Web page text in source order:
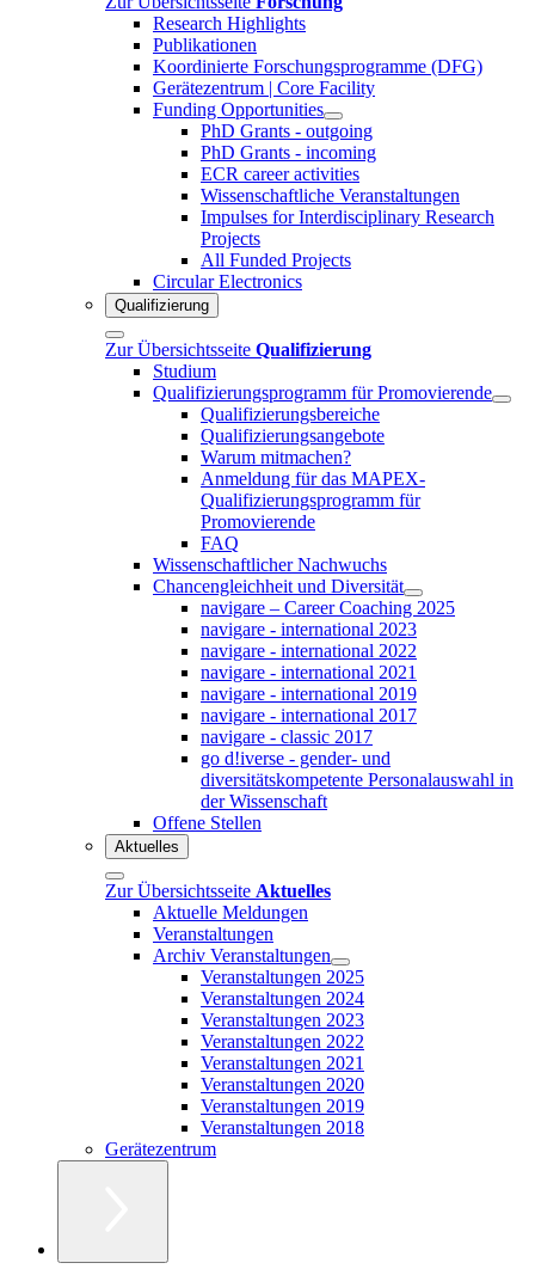
Research Highlights
Publikationen
Koordinierte Forschungsprogramme (DFG)
Gerätezentrum | Core Facility
Funding Opportunities
PhD Grants - outgoing
PhD Grants - incoming
ECR career activities
Wissenschaftliche Veranstaltungen
Impulses for Interdisciplinary Research
Projects
All Funded Projects
Circular Electronics
Qualifizierung
Zur Übersichtsseite Qualifizierung
Studium
Qualifizierungsprogramm für Promovierende
Qualifizierungsbereiche
Qualifizierungsangebote
Warum mitmachen?
Anmeldung für das MAPEX-
Qualifizierungsprogramm für
Promovierende
FAQ
Wissenschaftlicher Nachwuchs
Chancengleichheit und Diversität
navigare – Career Coaching 2025
navigare - international 2023
navigare - international 2022
navigare - international 2021
navigare - international 2019
navigare - international 2017
navigare - classic 2017
go d!iverse - gender- und
diversitätskompetente Personalauswahl in
der Wissenschaft
Offene Stellen
Aktuelles
Zur Übersichtsseite Aktuelles
Aktuelle Meldungen
Veranstaltungen
Archiv Veranstaltungen
Veranstaltungen 2025
Veranstaltungen 2024
Veranstaltungen 2023
Veranstaltungen 2022
Veranstaltungen 2021
Veranstaltungen 2020
Veranstaltungen 2019
Veranstaltungen 2018
Gerätezentrum